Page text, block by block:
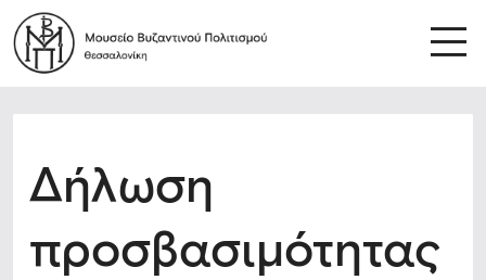
Δήλωση
προσβασιμότητας